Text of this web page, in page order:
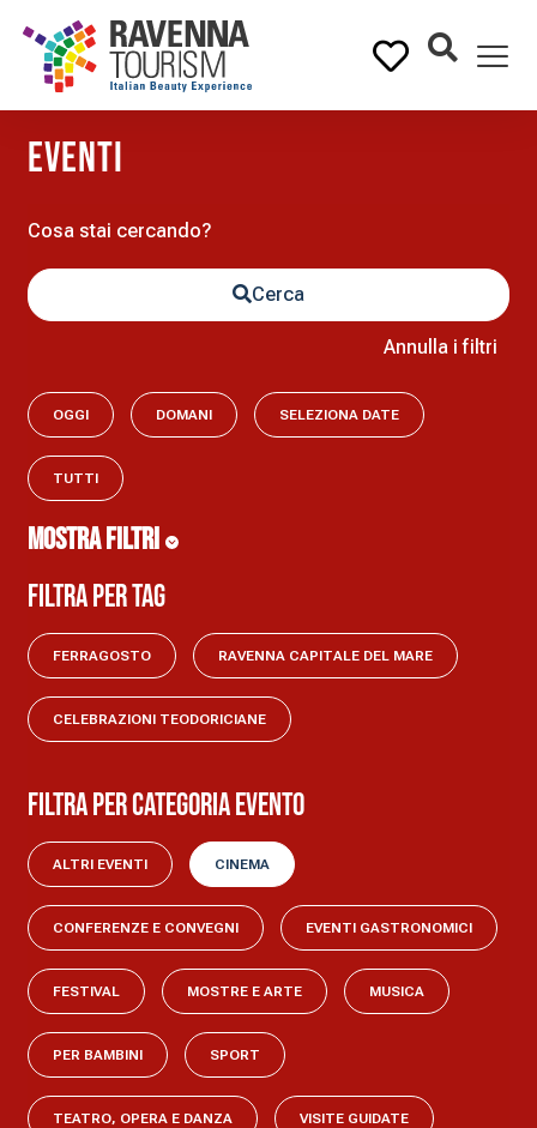
eventi
Cerca
Annulla i filtri
OGGI DOMANI SELEZIONA DATE
TUTTI
MOSTRA FILTRI
Filtra per tag
FERRAGOSTO RAVENNA CAPITALE DEL MARE
CELEBRAZIONI TEODORICIANE
Filtra per categoria evento
ALTRI EVENTI CINEMA
CONFERENZE E CONVEGNI EVENTI GASTRONOMICI
FESTIVAL MOSTRE E ARTE MUSICA
PER BAMBINI SPORT
TEATRO, OPERA E DANZA VISITE GUIDATE